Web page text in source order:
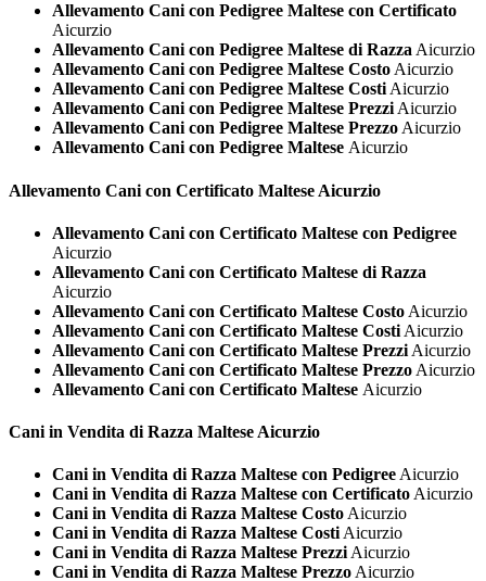
Allevamento Cani con Pedigree Maltese con Certificato
Aicurzio
Allevamento Cani con Pedigree Maltese di Razza Aicurzio
Allevamento Cani con Pedigree Maltese Costo Aicurzio
Allevamento Cani con Pedigree Maltese Costi Aicurzio
Allevamento Cani con Pedigree Maltese Prezzi Aicurzio
Allevamento Cani con Pedigree Maltese Prezzo Aicurzio
Allevamento Cani con Pedigree Maltese Aicurzio
Allevamento Cani con Certificato Maltese Aicurzio
Allevamento Cani con Certificato Maltese con Pedigree
Aicurzio
Allevamento Cani con Certificato Maltese di Razza
Aicurzio
Allevamento Cani con Certificato Maltese Costo Aicurzio
Allevamento Cani con Certificato Maltese Costi Aicurzio
Allevamento Cani con Certificato Maltese Prezzi Aicurzio
Allevamento Cani con Certificato Maltese Prezzo Aicurzio
Allevamento Cani con Certificato Maltese Aicurzio
Cani in Vendita di Razza Maltese Aicurzio
Cani in Vendita di Razza Maltese con PedigreeAicurzio
Cani in Vendita di Razza Maltese con CertificatoAicurzio
Cani in Vendita di Razza Maltese CostoAicurzio
Cani in Vendita di Razza Maltese CostiAicurzio
Cani in Vendita di Razza Maltese PrezziAicurzio
Cani in Vendita di Razza Maltese PrezzoAicurzio